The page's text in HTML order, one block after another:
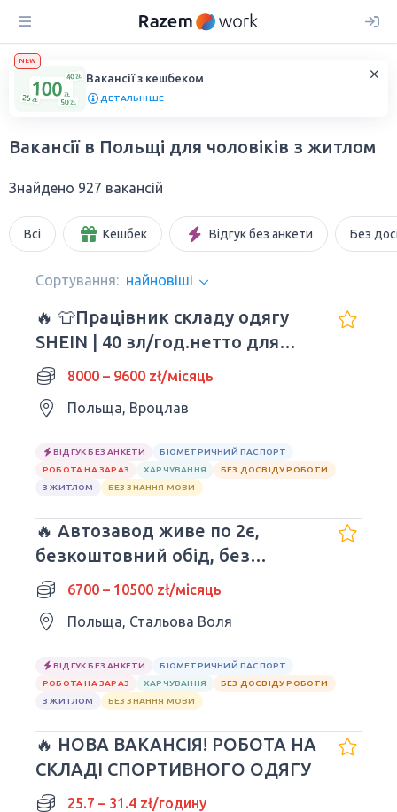
NEW
Вакансії з кешбеком
ДЕТАЛЬНІШЕ
Вакансії в Польщі для чоловіків з житлом
Знайдено 927 вакансій
Всі Кешбек Відгук без анкети Без
Сортування: найновіші
🔥 👕Працівник складу одягу
SHEIN | 40 зл/год.нетто для
молоді!8000 – 9600 zł/місяць
Польща, Вроцлав
ВІДГУК БЕЗ АНКЕТИ
БІОМЕТРИЧНИЙ ПАСПОРТ
РОБОТА НА ЗАРАЗ
ХАРЧУВАННЯ
БЕЗ ДОСВІДУ РОБОТИ
З ЖИТЛОМ
БЕЗ ЗНАННЯ МОВИ
🔥 Автозавод живе по 2є,
безкоштовний обід, без
досвіду та мови
6700 – 10500 zł/місяць
Польща, Стальова Воля
ВІДГУК БЕЗ АНКЕТИ
БІОМЕТРИЧНИЙ ПАСПОРТ
РОБОТА НА ЗАРАЗ
ХАРЧУВАННЯ
БЕЗ ДОСВІДУ РОБОТИ
З ЖИТЛОМ
БЕЗ ЗНАННЯ МОВИ
🔥 НОВА ВАКАНСІЯ! РОБОТА НА
СКЛАДІ СПОРТИВНОГО ОДЯГУ
25.7 – 31.4 zł/годину